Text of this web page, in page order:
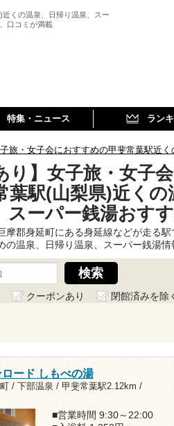
くの温泉、日帰り温泉、スー
口コミが満載
特集・ニュース ラン
子旅・女子会におすすめの甲斐常葉駅近
り】女子旅・女子
駅(山梨県)近くの
スーパー銭湯おす
摩郡身延町にある身延線などが走る
の温泉、日帰り温泉、スーパー銭湯情
クーポンあり
閉館済みを除
ード しもべの湯
/ 下部温泉 / 甲斐常葉駅2.12km /
■営業時間 9:30～22:00